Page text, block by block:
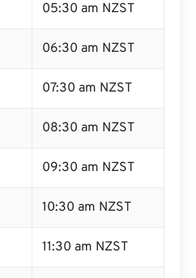
05:30 am NZST
06:30 am NZST
07:30 am NZST
08:30 am NZST
09:30 am NZST
10:30 am NZST
11:30 am NZST